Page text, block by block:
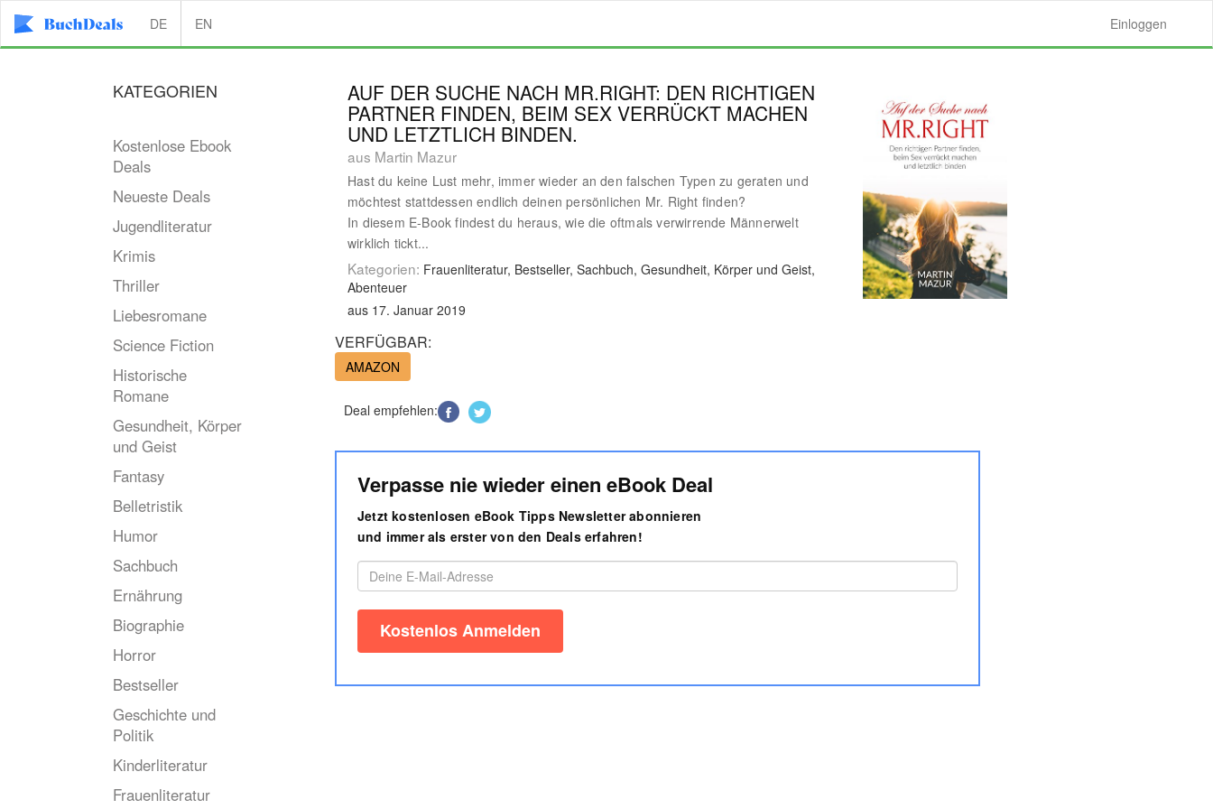
DE EN Einloggen
KATEGORIEN
Kostenlose Ebook
Deals
Neueste Deals
Jugendliteratur
Krimis
Thriller
Liebesromane
Science Fiction
Historische
Romane
Gesundheit, Körper
und Geist
Fantasy
Belletristik
Humor
Sachbuch
Ernährung
Biographie
Horror
Bestseller
Geschichte und
Politik
Kinderliteratur
Frauenliteratur
AUF DER SUCHE NACH MR.RIGHT: DEN RICHTIGEN
PARTNER FINDEN, BEIM SEX VERRÜCKT MACHEN
UND LETZTLICH BINDEN.
aus Martin Mazur
Hast du keine Lust mehr, immer wieder an den falschen Typen zu geraten und
möchtest stattdessen endlich deinen persönlichen Mr. Right finden?
​In diesem E-Book findest du heraus, wie die oftmals verwirrende Männerwelt
wirklich tickt...
Kategorien: Frauenliteratur, Bestseller, Sachbuch, Gesundheit, Körper und Geist,
Abenteuer
aus 17. Januar 2019
VERFÜGBAR:
AMAZON
Deal empfehlen:
Verpasse nie wieder einen eBook Deal
Jetzt kostenlosen eBook Tipps Newsletter abonnieren
und immer als erster von den Deals erfahren!